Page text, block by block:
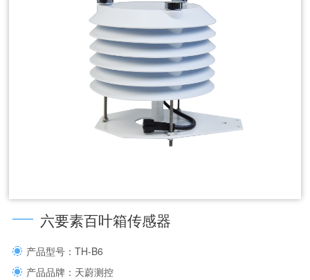
六要素百叶箱传感器
产品型号：TH-B6
产品品牌：天蔚测控